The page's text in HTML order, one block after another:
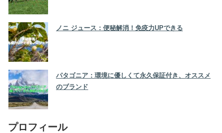
ノニ ジュース：便秘解消！免疫力UPできる
パタゴニア：環境に優しくて永久保証付き、オススメ
のブランド
プロフィール